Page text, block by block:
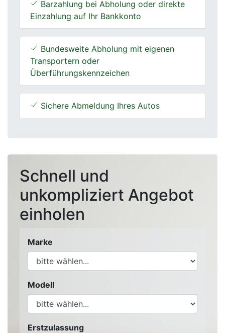
Barzahlung bei Abholung oder direkte
Einzahlung auf Ihr Bankkonto
Bundesweite Abholung mit eigenen
Transportern oder
Überführungskennzeichen
Sichere Abmeldung Ihres Autos
Schnell und
unkompliziert Angebot
einholen
Marke
Modell
Erstzulassung